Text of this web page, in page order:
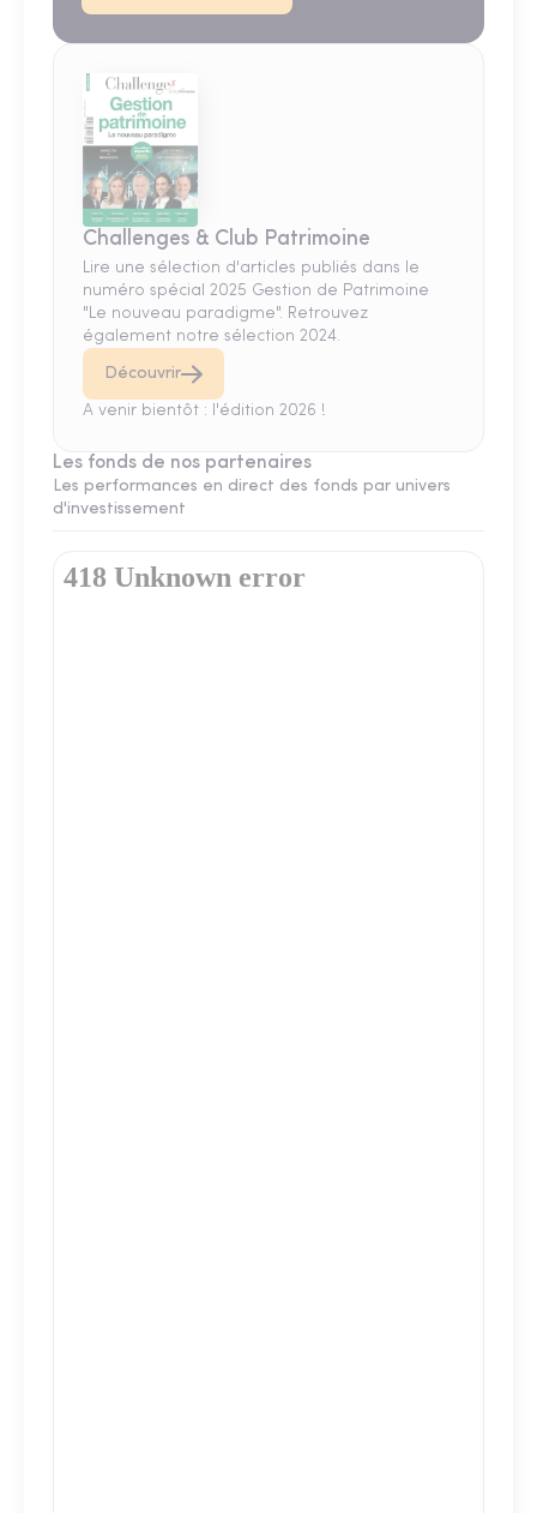
Challenges & Club Patrimoine
Lire une sélection d'articles publiés dans le
numéro spécial 2025 Gestion de Patrimoine
"Le nouveau paradigme". Retrouvez
également notre sélection 2024.
Découvrir
A venir bientôt : l'édition 2026 !
Les fonds de nos partenaires
Les performances en direct des fonds par univers
d'investissement